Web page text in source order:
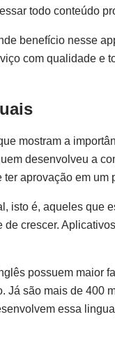
todo conteúdo
benefício nesse
com qualidade e
mostram a
desenvolveu a
aprovação em um
isto é, aqueles que
crescer.
possuem maior
Já são mais de 400
essa